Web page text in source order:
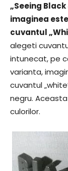
„Seeing
imaginea
cuvantul
alegeti
intunecat, pe
varianta,
cuvantul
negru.
culorilor.